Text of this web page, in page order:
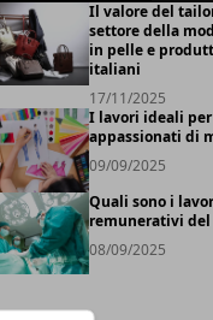
Il valore del
settore della
in pelle e
italiani
17/11/2025
I lavori ideali
appassionati di
09/09/2025
Quali sono i
remunerativi del
08/09/2025